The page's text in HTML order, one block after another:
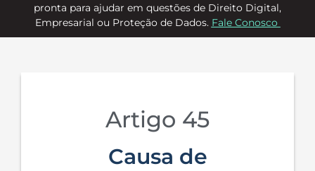
pronta para ajudar em questões de Direito Digital,
Empresarial ou Proteção de Dados. Fale Conosco
Artigo 45
Causa de